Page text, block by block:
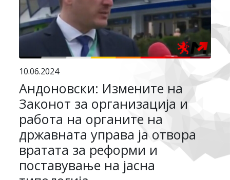
10.06.2024
Андоновски: Измените на
Законот за организација и
работа на органите на
државната управа ја отвора
вратата за реформи и
поставување на јасна